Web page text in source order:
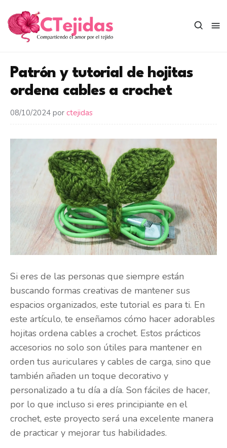
contenido
Patrón y tutorial de hojitas
ordena cables a crochet
08/10/2024 por ctejidas
Si eres de las personas que siempre están
buscando formas creativas de mantener sus
espacios organizados, este tutorial es para ti. En
este artículo, te enseñamos cómo hacer adorables
hojitas ordena cables a crochet. Estos prácticos
accesorios no solo son útiles para mantener en
orden tus auriculares y cables de carga, sino que
también añaden un toque decorativo y
personalizado a tu día a día. Son fáciles de hacer,
por lo que incluso si eres principiante en el
crochet, este proyecto será una excelente manera
de practicar y mejorar tus habilidades.